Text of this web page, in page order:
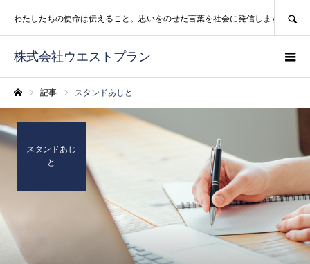
株式会社ウエストプラン
わたしたちの使命は伝えること。思いをのせた言葉を社会に発信します。
記事 スタンドあじと
スタンドあじ
と